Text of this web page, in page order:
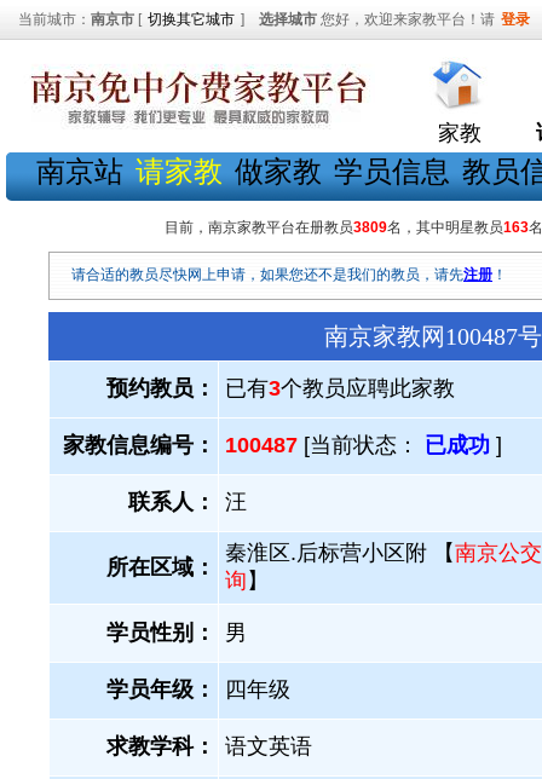
当前城市： 南京市 [ 切换其它城市 ] 选择城市 您好，欢迎来家教平台！请 登录
家教
南京站 请家教 做家教 学员信息 教员
目前，南京家教平台在册教员3809名，其中明星教员163
请合适的教员尽快网上申请，如果您还不是我们的教员，请先注册 ！
南京家教网100487
预约教员： 已有3个教员应聘此家教
家教信息编号： 100487 [当前状态： 已成功 ]
联系人： 汪
所在区域：
秦淮区.后标营小区附 【南京公
询 】
学员性别： 男
学员年级： 四年级
求教学科： 语文英语